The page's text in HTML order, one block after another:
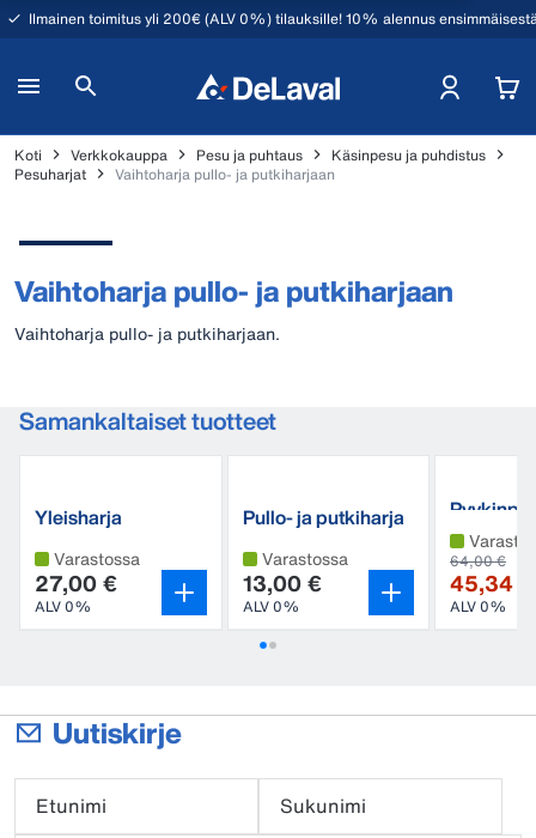
Ilmainen toimitus yli 200€ (ALV 0%) tilauksille! 10% alennus
Koti Verkkokauppa Pesu ja puhtaus
Käsinpesu ja puhdistus
Pesuharjat
Vaihtoharja pullo- ja putkiharjaan
Vaihtoharja pullo- ja putkiharjaan
Vaihtoharja pullo- ja putkiharjaan.
Samankaltaiset tuotteet
Yleisharja
Varastossa
27,00 €
ALV 0%
Pullo- ja putkiharja
Varastossa
13,00 €
ALV 0%
64,00 €
45,34 €
ALV 0%
Uutiskirje
Etunimi
Sukunimi